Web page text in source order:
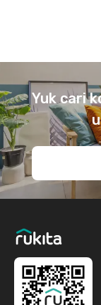
Yuk cari